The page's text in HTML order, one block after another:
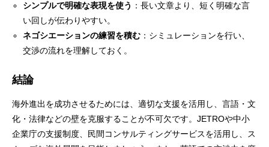
シンプルで明確な表現を使う ：長い文章より、短く明確な言
い回しが伝わりやすい。
ネゴシエーションの練習を積む ：シミュレーションを行い、
交渉の流れを理解しておく。
結論
海外進出を成功させるためには、適切な支援を活用し、言語・文
化・法律などの壁を克服することが不可欠です。JETROや中小
企業庁の支援制度、民間コンサルティングサービスを活用し、ス